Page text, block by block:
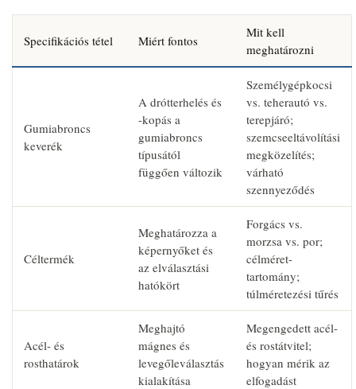
Specifikációs tétel Miért fontos
Mit kell
meghatározni
Gumiabroncs
keverék
A drótterhelés és
-kopás a
gumiabroncs
típusától
függően változik
Személygépkocsi
vs. teherautó vs.
terepjáró;
szemcseeltávolítási
megközelítés;
várható
szennyeződés
Céltermék
Meghatározza a
képernyőket és
az elválasztási
hatókört
Forgács vs.
morzsa vs. por;
célméret-
tartomány;
túlméretezési tűrés
Acél- és
rosthatárok
Meghajtó
mágnes és
levegőleválasztás
kialakítása
Megengedett acél-
és rostátvitel;
hogyan mérik az
elfogadást